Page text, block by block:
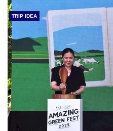
TRIP IDEA